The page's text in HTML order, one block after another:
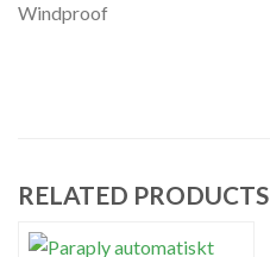
Windproof
RELATED PRODUCTS